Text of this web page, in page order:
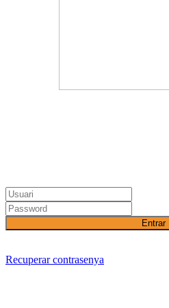
Entrar
Recuperar contrasenya